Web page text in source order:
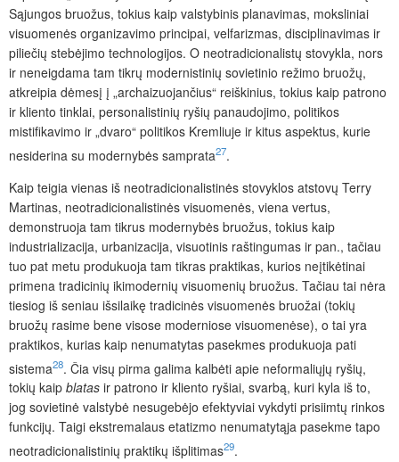
Sąjungos bruožus, tokius kaip valstybinis planavimas, moksliniai
visuomenės organizavimo principai, velfarizmas, disciplinavimas ir
piliečių stebėjimo technologijos. O neotradicionalistų stovykla, nors
ir neneigdama tam tikrų modernistinių sovietinio režimo bruožų,
atkreipia dėmesį į „archaizuojančius“ reiškinius, tokius kaip patrono
ir kliento tinklai, personalistinių ryšių panaudojimo, politikos
mistifikavimo ir „dvaro“ politikos Kremliuje ir kitus aspektus, kurie
nesiderina su modernybės samprata27.
Kaip teigia vienas iš neotradicionalistinės stovyklos atstovų Terry
Martinas, neotradicionalistinės visuomenės, viena vertus,
demonstruoja tam tikrus modernybės bruožus, tokius kaip
industrializacija, urbanizacija, visuotinis raštingumas ir pan., tačiau
tuo pat metu produkuoja tam tikras praktikas, kurios neįtikėtinai
primena tradicinių ikimodernių visuomenių bruožus. Tačiau tai nėra
tiesiog iš seniau išsilaikę tradicinės visuomenės bruožai (tokių
bruožų rasime bene visose moderniose visuomenėse), o tai yra
praktikos, kurias kaip nenumatytas pasekmes produkuoja pati
sistema28. Čia visų pirma galima kalbėti apie neformaliųjų ryšių,
tokių kaip blatas ir patrono ir kliento ryšiai, svarbą, kuri kyla iš to,
jog sovietinė valstybė nesugebėjo efektyviai vykdyti prisiimtų rinkos
funkcijų. Taigi ekstremalaus etatizmo nenumatytąja pasekme tapo
neotradicionalistinių praktikų išplitimas29.